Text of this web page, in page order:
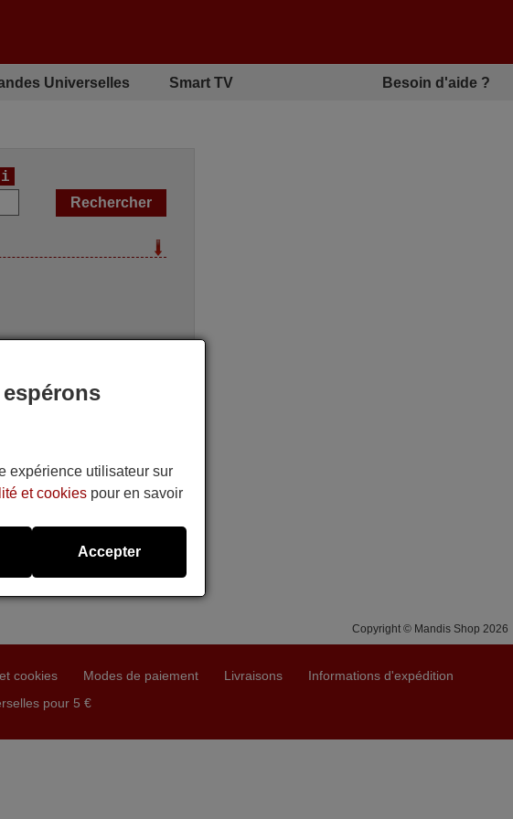
Universelles Smart TV Besoin d'aide ?
i
Copyright © Mandis Shop 2026
cookies Modes de paiement Livraisons
Informations d'expédition
pour 5 €
expérience utilisateur sur
et cookies pour en savoir
Accepter